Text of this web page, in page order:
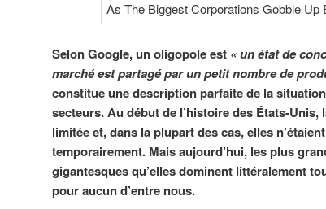
Selon Google, un oligopole est «un état de
marché est partagé par un petit nombre de
constitue une description parfaite de la
secteurs. Au début de l’histoire des États-
limitée et, dans la plupart des cas, elles
temporairement. Mais aujourd’hui, les plus
gigantesques qu’elles dominent littéralement
pour aucun d’entre nous.